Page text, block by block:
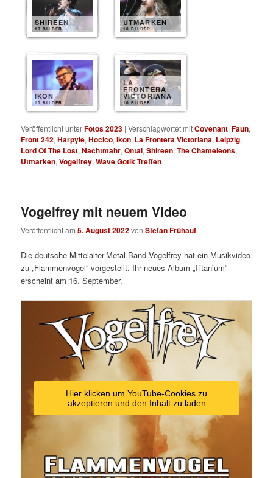
SHIREEN
10 BILDER
UTMARKEN
10 BILDER
IKON
10 BILDER
LA
FRONTERA
VICTORIANA
10 BILDER
Veröffentlicht unterFotos 2023 |Verschlagwortet mitCovenant,Faun,
Front 242,Harpyie,Hocico,Ikon, La Frontera Victoriana, Leipzig,
Lord Of The Lost,Nachtmahr,Qntal,Shireen,The Chameleons,
Utmarken,Vogelfrey,Wave Gotik Treffen
Vogelfrey mit neuem Video
Veröffentlicht am5. August 2022vonStefan Frühauf
Die deutsche Mittelalter-Metal-Band Vogelfrey hat ein Musikvideo
zu „Flammenvogel“ vorgestellt. Ihr neues Album „Titanium“
erscheint am 16. September.
Hier klicken um YouTube-Cookies zu
akzeptieren und den Inhalt zu laden